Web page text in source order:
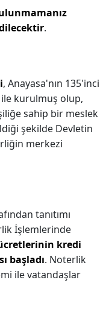
.
, Anayasa'nın 135'inci
kurulmuş olup,
sahip bir meslek
şekilde Devletin
merkezi
tanıtımı
İşlemlerinde
kredi
başladı. Noterlik
ile vatandaşlar